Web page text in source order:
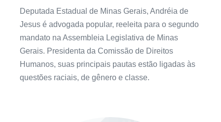
Deputada Estadual de Minas Gerais, Andréia de
Jesus é advogada popular, reeleita para o segundo
mandato na Assembleia Legislativa de Minas
Gerais. Presidenta da Comissão de Direitos
Humanos, suas principais pautas estão ligadas às
questões raciais, de gênero e classe.